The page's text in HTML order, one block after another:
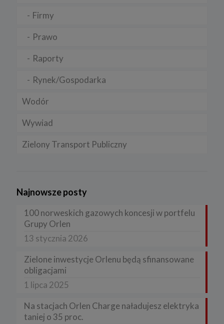
Firmy
Prawo
Raporty
Rynek/Gospodarka
Wodór
Wywiad
Zielony Transport Publiczny
Najnowsze posty
100 norweskich gazowych koncesji w portfelu
Grupy Orlen
13 stycznia 2026
Zielone inwestycje Orlenu będą sfinansowane
obligacjami
1 lipca 2025
Na stacjach Orlen Charge naładujesz elektryka
taniej o 35 proc.